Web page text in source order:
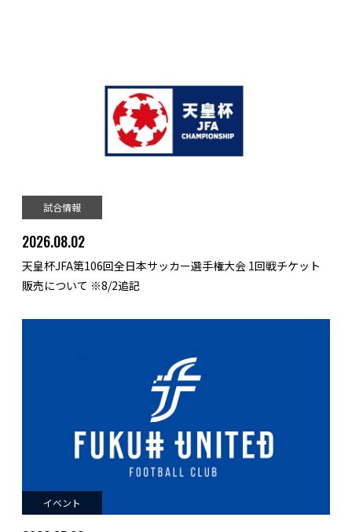
試合情報
2026.08.02
天皇杯JFA第106回全日本サッカー選手権大会 1回戦チケット
販売について ※8/2追記
イベント